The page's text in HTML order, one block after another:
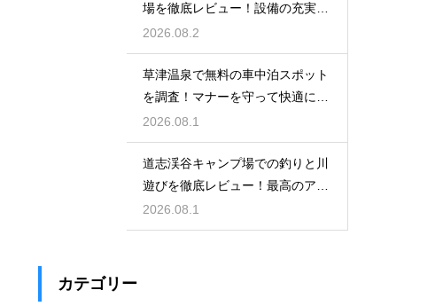
場を徹底レビュー！設備の充実度
を大公開
2026.08.2
草津温泉で無料の車中泊スポット
を調査！マナーを守って快適に過
ごす方法
2026.08.1
道志渓谷キャンプ場での釣りと川
遊びを徹底レビュー！最高のアク
ティビティ
2026.08.1
カテゴリー